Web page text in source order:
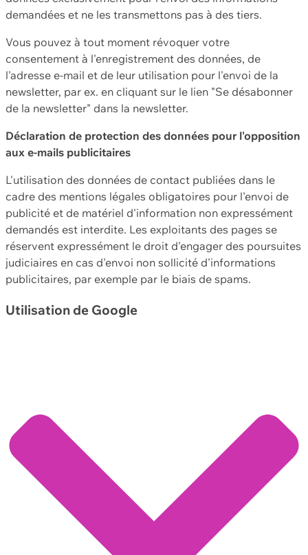
demandées et ne les transmettons pas à des tiers.
Vous pouvez à tout moment révoquer votre
consentement à l'enregistrement des données, de
l'adresse e-mail et de leur utilisation pour l'envoi de la
newsletter, par ex. en cliquant sur le lien "Se désabonner
de la newsletter" dans la newsletter.
Déclaration de protection des données pour l'opposition
aux e-mails publicitaires
L'utilisation des données de contact publiées dans le
cadre des mentions légales obligatoires pour l'envoi de
publicité et de matériel d'information non expressément
demandés est interdite. Les exploitants des pages se
réservent expressément le droit d'engager des poursuites
judiciaires en cas d'envoi non sollicité d'informations
publicitaires, par exemple par le biais de spams.
Utilisation de Google